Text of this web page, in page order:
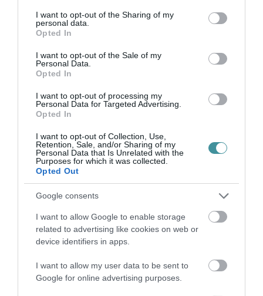
not limited to your visit or usage behaviour. You may click to
grant or deny consent to Google and its third-party tags to
use your data for below specified purposes in below Google
consent section.
I want to opt-out of the Sharing of my
personal data.
Opted In
I want to opt-out of the Sale of my
Personal Data.
Opted In
I want to opt-out of processing my
Personal Data for Targeted Advertising.
Opted In
I want to opt-out of Collection, Use,
Retention, Sale, and/or Sharing of my
Personal Data that Is Unrelated with the
Purposes for which it was collected.
Opted Out
Google consents
I want to allow Google to enable storage
related to advertising like cookies on web or
device identifiers in apps.
I want to allow my user data to be sent to
Google for online advertising purposes.
Amennyiben válasz érkezik, cikkünket
frissítjük.
indexkép: Egri Főegyházmegye
Ne maradjon le a legfrissebb hírekről, kövessen
bennünket az EGRI ÜGYEK Google Hírek oldalán!